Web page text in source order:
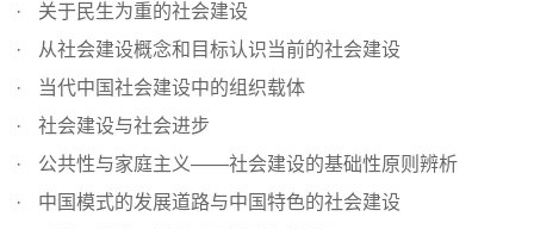
关于民生为重的社会建设
从社会建设概念和目标认识当前的社会建设
当代中国社会建设中的组织载体
社会建设与社会进步
公共性与家庭主义——社会建设的基础性原则辨析
中国模式的发展道路与中国特色的社会建设